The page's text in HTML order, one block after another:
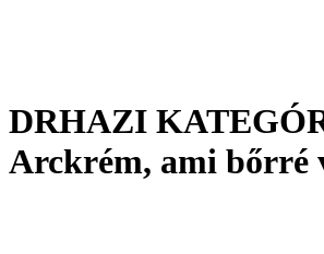
DRHAZI
Arckrém, ami bőrré